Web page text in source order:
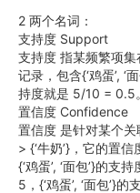
2 两个名词：
支持度 Support
支持度 指某频繁项
记录，包含{‘鸡蛋’, ‘
持度就是 5/10 = 0.5。
置信度 Confidence
置信度 是针对某个关
> {‘牛奶’}，它的置信
{‘鸡蛋’, ‘面包’}的支
5，{‘鸡蛋’, ‘面包’}的